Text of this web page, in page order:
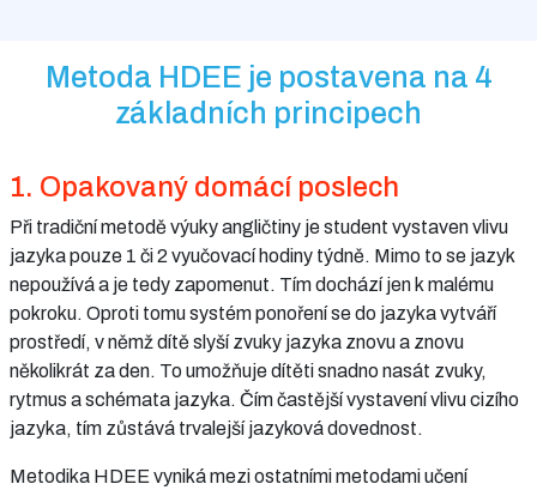
Metoda HDEE je postavena na 4
základních principech
1. Opakovaný domácí poslech
Při tradiční metodě výuky angličtiny je student vystaven vlivu
jazyka pouze 1 či 2 vyučovací hodiny týdně. Mimo to se jazyk
nepoužívá a je tedy zapomenut. Tím dochází jen k malému
pokroku. Oproti tomu systém ponoření se do jazyka vytváří
prostředí, v němž dítě slyší zvuky jazyka znovu a znovu
několikrát za den. To umožňuje dítěti snadno nasát zvuky,
rytmus a schémata jazyka. Čím častější vystavení vlivu cizího
jazyka, tím zůstává trvalejší jazyková dovednost.
Metodika HDEE vyniká mezi ostatními metodami učení